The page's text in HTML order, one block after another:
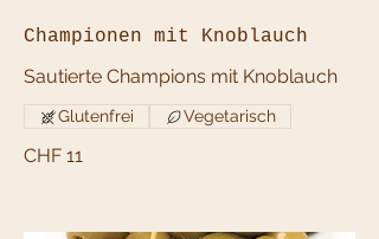
Championen mit Knoblauch
Sautierte Champions mit Knoblauch
CHF 11
Glutenfrei Vegetarisch